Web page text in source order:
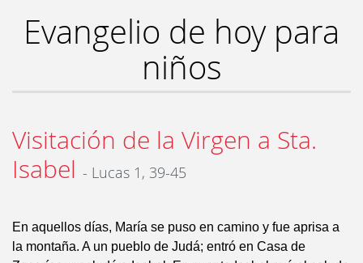
Evangelio de hoy para
niños
Visitación de la Virgen a Sta.
Isabel - Lucas 1, 39-45
En aquellos días, María se puso en camino y fue aprisa a
la montaña. A un pueblo de Judá; entró en Casa de